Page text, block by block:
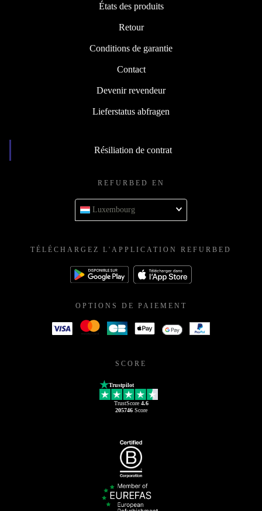
États des produits
Retour
Conditions de garantie
Contact
Devenir revendeur
Lieferstatus abfragen
Résiliation de contrat
REFURBED EN
Luxembourg
TÉLÉCHARGEZ L'APPLICATION REFURBED
OPTIONS DE PAIEMENT
SCORE
Trustpilot
TrustScore 4.6
205746Score